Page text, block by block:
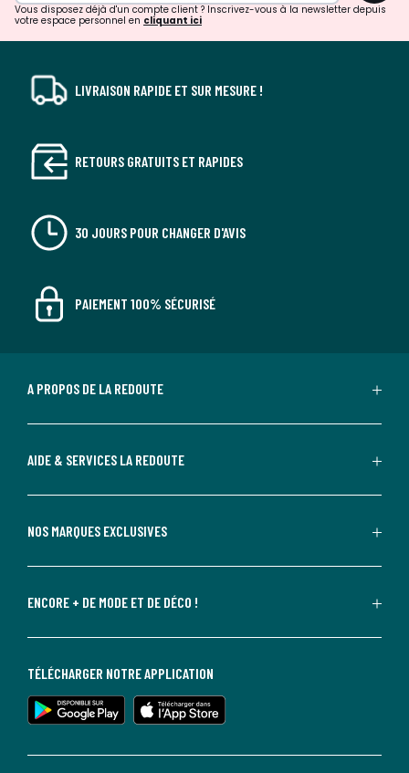
Vous disposez déjà d'un compte client ? Inscrivez-vous à la newsletter depuis
votre espace personnel en cliquant ici
LIVRAISON RAPIDE ET SUR MESURE !
RETOURS GRATUITS ET RAPIDES
30 JOURS POUR CHANGER D'AVIS
PAIEMENT 100% SÉCURISÉ
A PROPOS DE LA REDOUTE
AIDE & SERVICES LA REDOUTE
NOS MARQUES EXCLUSIVES
ENCORE + DE MODE ET DE DÉCO !
TÉLÉCHARGER NOTRE APPLICATION